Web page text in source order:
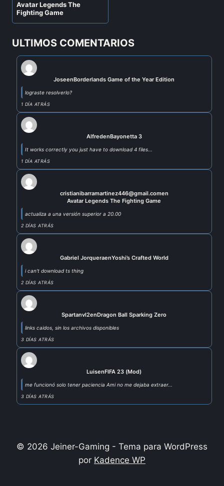
Avatar Legends The
Fighting Game
ULTIMOS COMENTARIOS
JoseenBorderlands Game of the Year Edition
lograste resolverlo?
1 DÍA ATRÁS
AlfredenBayonetta 3
It works correctly you just have to download 4 files...
1 DÍA ATRÁS
cristianibarramartinez446@gmail.comen
Avatar Legends The Fighting Game
actualiza a una versión superior a 20.00
2 DÍAS ATRÁS
Gabriel JorqueraenYoshi’s Crafted World
i can't download ts thing
2 DÍAS ATRÁS
Spartanvl2enDragon Ball Sparking Zero
links caidos, sin los archivos disponibles
3 DÍAS ATRÁS
LuisenFIFA 23 (Mod)
me funcionó solo tener paciencia Ami no me dejaba extraer...
3 DÍAS ATRÁS
© 2026 Jeiner-Gaming - Tema para WordPress
por Kadence WP